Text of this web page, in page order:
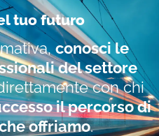
LE DATE
tuo futuro
conosci le
del settore
con chi
il percorso di
offriamo.